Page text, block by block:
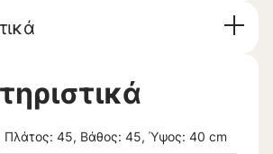
Πλάτος: 45, Βάθος: 45, Ύψος: 40 cm